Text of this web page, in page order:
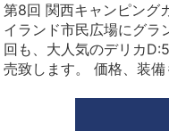
第8回 関西キャンピング
イランド市民広場にグラ
回も、大人気のデリカ
売致します。 価格、装